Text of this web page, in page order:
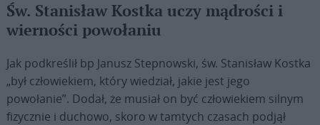
Św. Stanisław Kostka uczy mądrości i
wierności powołaniu
Jak podkreślił bp Janusz Stepnowski, św. Stanisław Kostka
„był człowiekiem, który wiedział, jakie jest jego
powołanie”. Dodał, że musiał on być człowiekiem silnym
fizycznie i duchowo, skoro w tamtych czasach podjął